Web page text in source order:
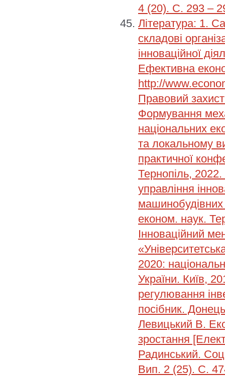
4 (20). С. 293 –
Література: 1.
складові
інноваційної
Ефективна
http://
Правовий захист
Формування
національних
та локальному
практичної
Тернопіль,
управління
економ. наук.
Інноваційний
2020:
України. Київ,
регулювання
посібник.
Левицький В.
зростання
Радинський.
Вип. 2 (25). С.